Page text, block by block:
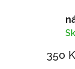
350